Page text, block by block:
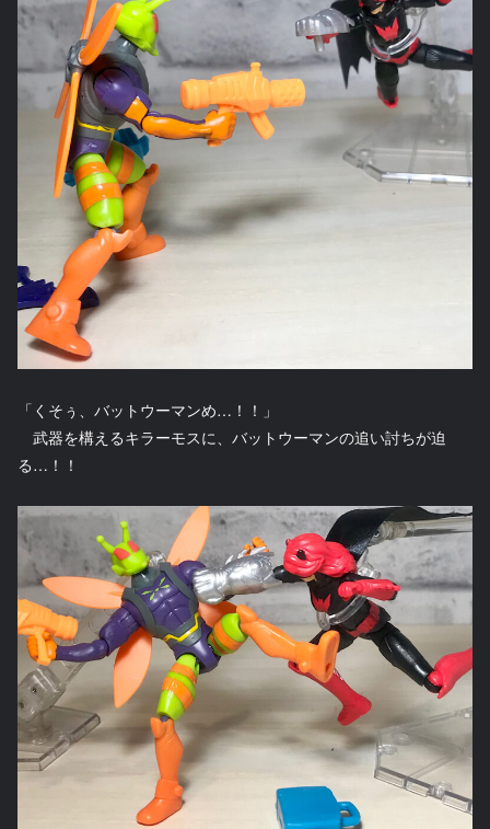
「くそぅ、バットウーマンめ…！！」
武器を構えるキラーモスに、バットウーマンの追い討ちが迫
る…！！